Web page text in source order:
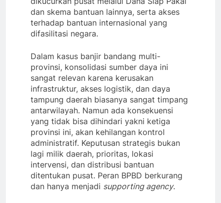
dan skema bantuan lainnya, serta akses
terhadap bantuan internasional yang
difasilitasi negara.
Dalam kasus banjir bandang multi-
provinsi, konsolidasi sumber daya ini
sangat relevan karena kerusakan
infrastruktur, akses logistik, dan daya
tampung daerah biasanya sangat timpang
antarwilayah. Namun ada konsekuensi
yang tidak bisa dihindari yakni ketiga
provinsi ini, akan kehilangan kontrol
administratif. Keputusan strategis bukan
lagi milik daerah, prioritas, lokasi
intervensi, dan distribusi bantuan
ditentukan pusat. Peran BPBD berkurang
dan hanya menjadi supporting agency.